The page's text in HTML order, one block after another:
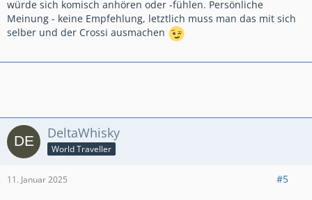
würde sich komisch anhören oder -fühlen. Persönliche
Meinung - keine Empfehlung, letztlich muss man das mit sich
selber und der Crossi ausmachen
DeltaWhisky
World Traveller
11. Januar 2025 #5